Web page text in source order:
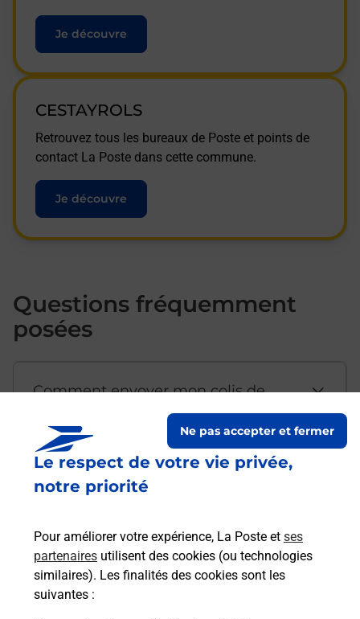
Le respect de votre vie privée,
notre priorité
Pour améliorer votre expérience, La Poste et ses
partenaires utilisent des cookies (ou technologies
similaires). Les finalités des cookies sont les
suivantes :
Ne pas accepter et fermer
Je découvre
CESTAYROLS
Retrouvez tous les bureaux de Poste et points de
contact La Poste dans cette commune.
Je découvre
Questions fréquemment
posées
Comment envoyer mon colis de
Est-il possible d’acheter un
emballage directement depuis un
Comment demander une
modification de livraison ?